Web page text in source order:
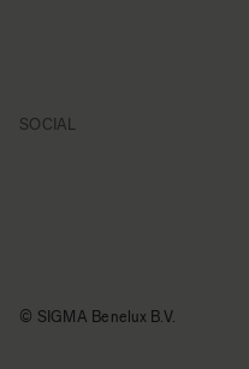
SOCIAL
© SIGMA Benelux B.V.